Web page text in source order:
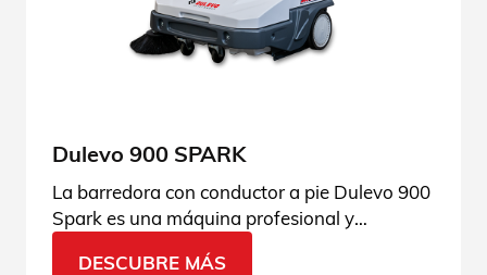
Dulevo 900 SPARK
La barredora con conductor a pie Dulevo 900
Spark es una máquina profesional y
necesidad. Solicita más información.
DESCUBRE MÁS